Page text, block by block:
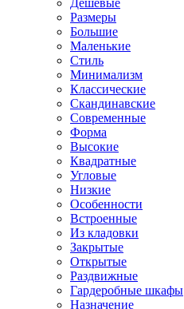
Дешевые
Размеры
Большие
Маленькие
Стиль
Минимализм
Классические
Скандинавские
Современные
Форма
Высокие
Квадратные
Угловые
Низкие
Особенности
Встроенные
Из кладовки
Закрытые
Открытые
Раздвижные
Гардеробные шкафы
Назначение